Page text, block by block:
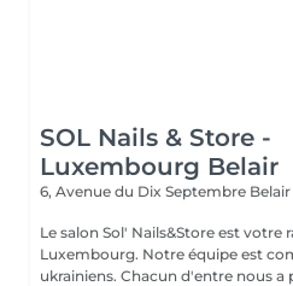
SOL Nails & Store -
Luxembourg Belair
6, Avenue du Dix Septembre
Le salon Sol' Nails&Store est votre
Luxembourg. Notre équipe est composée de PROspécialistes
ukrainiens. Chacun d'entre nous a